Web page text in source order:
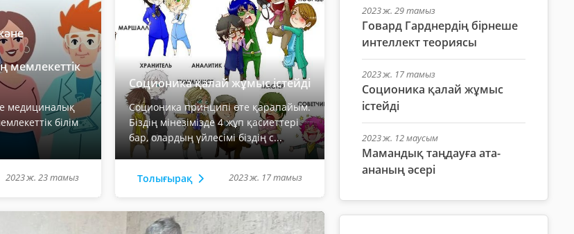
мемлекеттік
медициналық
білім
2023 ж. 23 тамыз
Соционика қалай жұмыс істейді
Соционика принципі өте қарапайым.
Біздің мінезімізде 4 жұп қасиеттері
бар, олардың үйлесімі біздің с...
Толығырақ 2023 ж. 17 тамыз
2023 ж. 29 тамыз
Говард Гарднердің бірнеше
интеллект теориясы
2023 ж. 17 тамыз
Соционика қалай жұмыс
істейді
2023 ж. 12 маусым
Мамандық таңдауға ата-
ананың әсері